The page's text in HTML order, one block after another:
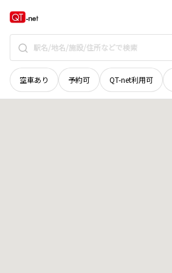
空車あり 予約可 QT-net利用可
北海道